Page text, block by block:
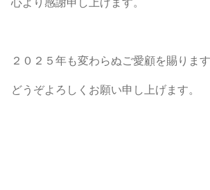
２０２５年も変わらぬご愛顧を賜ります
どうぞよろしくお願い申し上げます。